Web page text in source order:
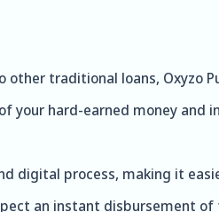
traditional loans, Oxyzo
your hard-earned money and
digital process, making it
an instant disbursement